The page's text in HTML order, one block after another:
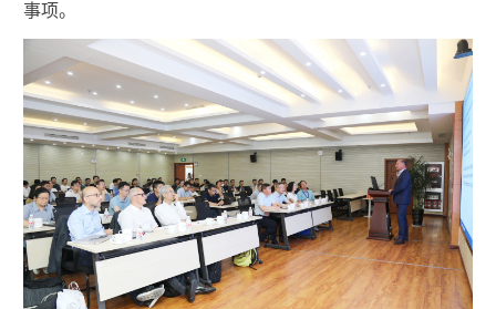
事项。